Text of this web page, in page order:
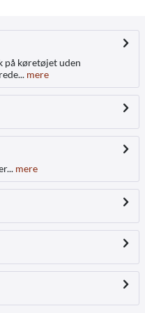
på køretøjet uden
mere
mere